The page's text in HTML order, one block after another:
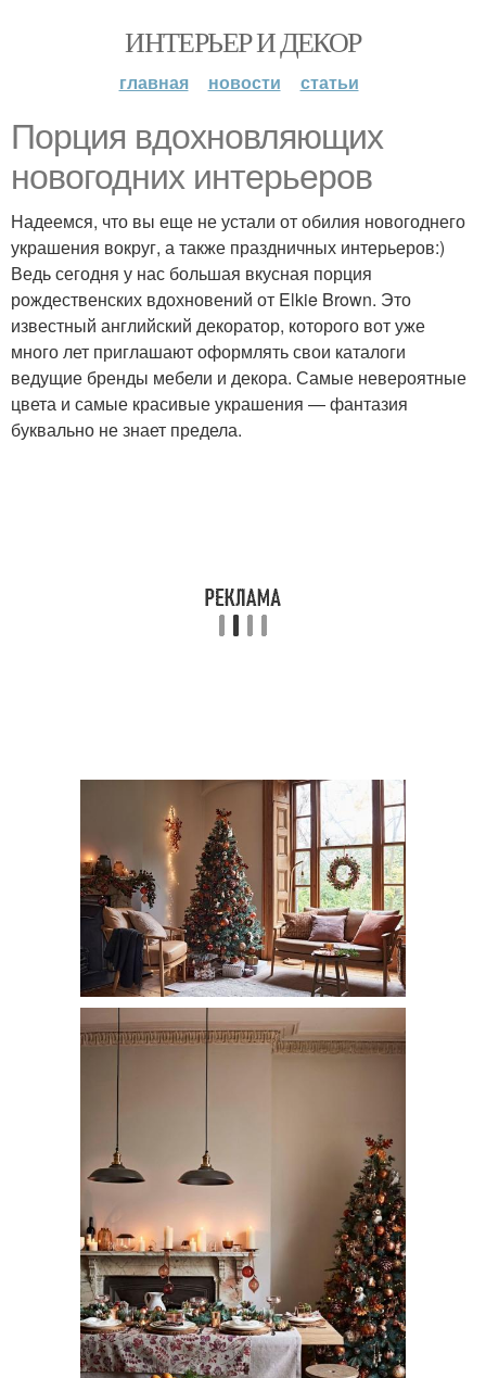
ИНТЕРЬЕР И ДЕКОР
главная новости статьи
Порция вдохновляющих
новогодних интерьеров
Надеемся, что вы еще не устали от обилия новогоднего
украшения вокруг, а также праздничных интерьеров:)
Ведь сегодня у нас большая вкусная порция
рождественских вдохновений от Elkie Brown. Это
известный английский декоратор, которого вот уже
много лет приглашают оформлять свои каталоги
ведущие бренды мебели и декора. Самые невероятные
цвета и самые красивые украшения — фантазия
буквально не знает предела.